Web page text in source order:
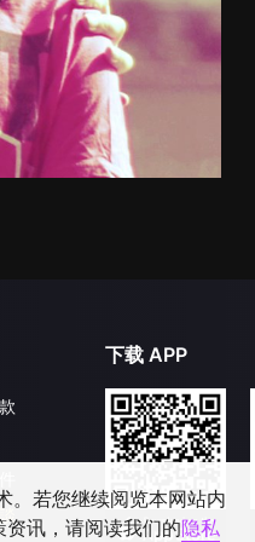
下载 APP
。若您继续阅览本网站内
讯，请阅读我们的隐私